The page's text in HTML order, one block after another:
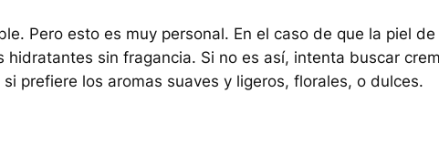
Pero esto es muy personal. En el caso de que la piel de
sin fragancia. Si no es así, intenta buscar
prefiere los aromas suaves y ligeros, florales, o dulces.